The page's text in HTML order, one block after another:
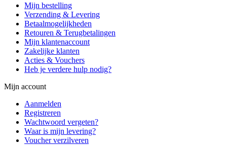
Mijn bestelling
Verzending & Levering
Betaalmogelijkheden
Retouren & Terugbetalingen
Mijn klantenaccount
Zakelijke klanten
Acties & Vouchers
Heb je verdere hulp nodig?
Mijn account
Aanmelden
Registreren
Wachtwoord vergeten?
Waar is mijn levering?
Voucher verzilveren